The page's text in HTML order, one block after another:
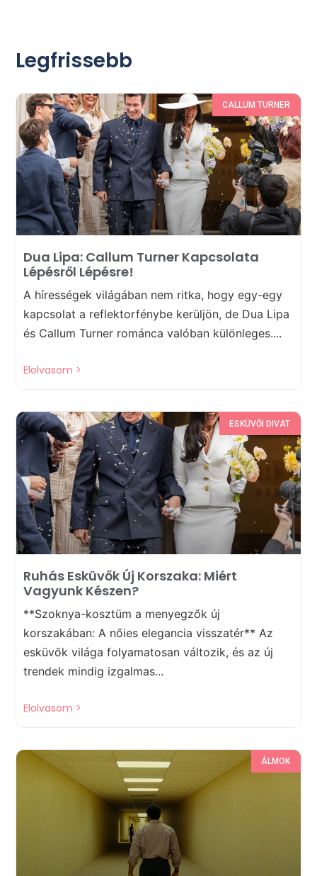
Legfrissebb
CALLUM TURNER
Dua Lipa: Callum Turner Kapcsolata
Lépésről Lépésre!
A hírességek világában nem ritka, hogy egy-egy
kapcsolat a reflektorfénybe kerüljön, de Dua Lipa
és Callum Turner románca valóban különleges....
Elolvasom >
ESKÜVŐI DIVAT
Ruhás Esküvők Új Korszaka: Miért
Vagyunk Készen?
**Szoknya-kosztüm a menyegzők új
korszakában: A nőies elegancia visszatér** Az
esküvők világa folyamatosan változik, és az új
trendek mindig izgalmas...
Elolvasom >
ÁLMOK